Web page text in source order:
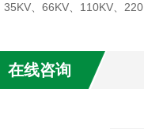
35KV、66KV、110KV、
在线咨询